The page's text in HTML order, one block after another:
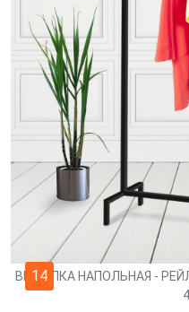
14
ВЕШАЛКА НАПОЛЬНАЯ -